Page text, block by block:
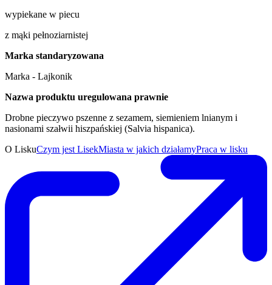
wypiekane w piecu
z mąki pełnoziarnistej
Marka standaryzowana
Marka - Lajkonik
Nazwa produktu uregulowana prawnie
Drobne pieczywo pszenne z sezamem, siemieniem lnianym i
nasionami szałwii hiszpańskiej (Salvia hispanica).
O LiskuCzym jest LisekMiasta w jakich działamyPraca w lisku